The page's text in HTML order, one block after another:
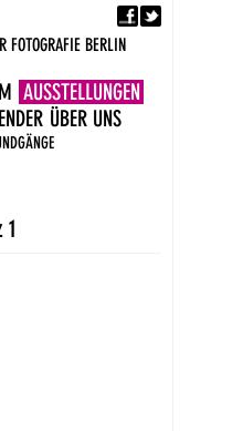
FOTOGRAFIE BERLIN
AUSSTELLUNGEN
ÜBER UNS